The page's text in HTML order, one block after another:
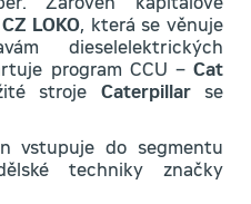
Zároveň kapitálově
CZ LOKO, která se věnuje
dieselelektrických
program CCU – Cat
stroje Caterpillarse
vstupuje do segmentu
techniky značky